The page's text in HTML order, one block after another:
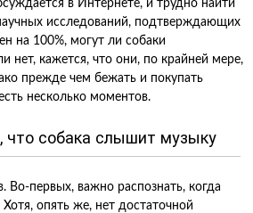
в Интернете, и трудно найти
исследований, подтверждающих
на 100%, могут ли собаки
нет, кажется, что они, по крайней мере,
прежде чем бежать и покупать
несколько моментов.
что собака слышит музыку
Во-первых, важно распознать, когда
опять же, нет достаточной